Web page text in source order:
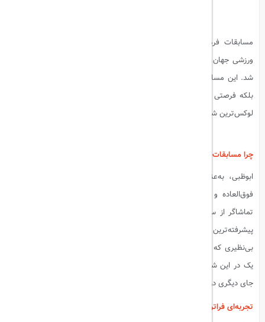
شد. این مسابقه نه‌تنها برای علاقه‌مندان به ورزش موتورسواری جذاب است،
بلکه فرصتی طلایی برای گردشگران فراهم می‌آورد تا در یکی از مدرن‌ترین و
لوکس‌ترین شهرهای جهان به تفریح و تجربه‌ای بی‌نظیر بپردازند.
چرا مسابقات فرمول یک ابوظبی ۲۰۲۴؟
ابوظبی، به‌عنوان پایتخت امارات متحده عربی، با دارا بودن زیرساخت‌های
فوق‌العاده و مراکز تفریحی و گردشگری فراوان، هر ساله میزبان هزاران
تماشاگر از سرتاسر جهان است. پیست یاس مارینا که یکی از مدرن‌ترین و
پیشرفته‌ترین پیست‌های فرمول یک است، به‌خاطر مناظر زیبا و تجربه‌ی
بی‌نظیری که به بازدیدکنندگان می‌دهد، شهرت جهانی دارد. مسابقات فرمول
یک در این شهر با ترکیبی از هیجان و لوکس‌گرایی، تجربه‌ای متفاوت از هر
جای دیگری در جهان فراهم می‌کند.
تجربه‌ای فراتر از مسابقات